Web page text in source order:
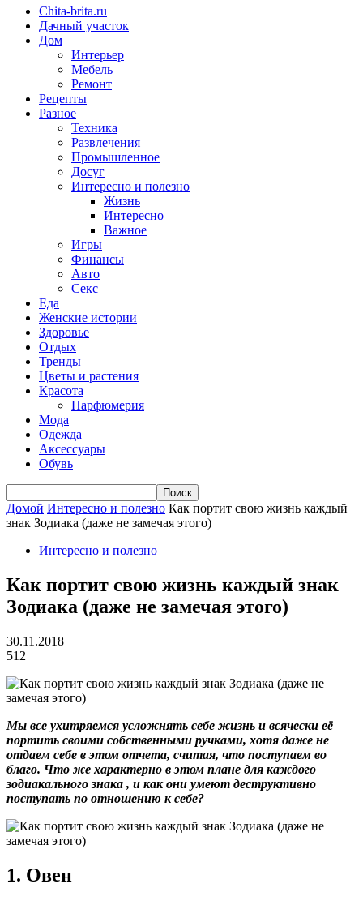
Chita-brita.ru
Дачный участок
Дом
Интерьер
Мебель
Ремонт
Рецепты
Разное
Техника
Развлечения
Промышленное
Досуг
Интересно и полезно
Жизнь
Интересно
Важное
Игры
Финансы
Авто
Секс
Еда
Женские истории
Здоровье
Отдых
Тренды
Цветы и растения
Красота
Парфюмерия
Мода
Одежда
Аксессуары
Обувь
Домой Интересно и полезно Как портит свою жизнь каждый
знак Зодиака (даже не замечая этого)
Интересно и полезно
Как портит свою жизнь каждый знак
Зодиака (даже не замечая этого)
30.11.2018
512
Мы все ухитряемся усложнять себе жизнь и всячески её
портить своими собственными ручками, хотя даже не
отдаем себе в этом отчета, считая, что поступаем во
благо. Что же характерно в этом плане для каждого
зодиакального знака , и как они умеют деструктивно
поступать по отношению к себе?
1. Овен